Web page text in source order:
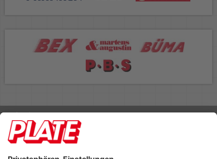
Rufen Sie uns an 04298 401-0
Lieferbedingungen Impressum